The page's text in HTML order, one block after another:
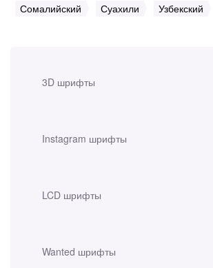
3D шрифты
Instagram шрифты
LCD шрифты
Wanted шрифты
Сомалийский Суахили Узбекский